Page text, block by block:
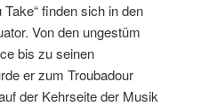
Take“ finden sich in den
Von den ungestüm
bis zu seinen
er zum Troubadour
der Kehrseite der Musik